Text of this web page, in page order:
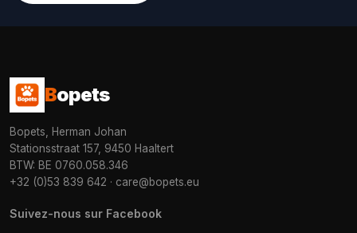
Bopets
Bopets, Herman Johan
Stationsstraat 157, 9450 Haaltert
BTW: BE 0760.058.346
+32 (0)53 839 642 · care@bopets.eu
Suivez-nous sur Facebook